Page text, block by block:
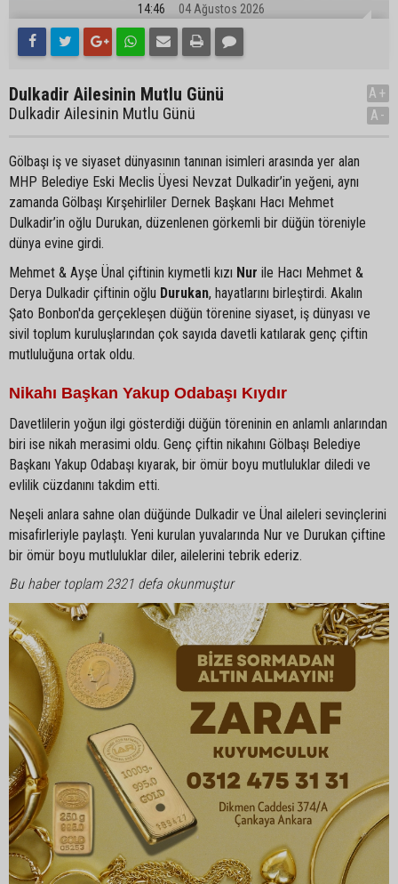
14:46 04 Ağustos 2026
Dulkadir Ailesinin Mutlu Günü
Dulkadir Ailesinin Mutlu Günü
A+
A-
Gölbaşı iş ve siyaset dünyasının tanınan isimleri arasında yer alan
MHP Belediye Eski Meclis Üyesi Nevzat Dulkadir’in yeğeni, aynı
zamanda Gölbaşı Kırşehirliler Dernek Başkanı Hacı Mehmet
Dulkadir’in oğlu Durukan, düzenlenen görkemli bir düğün töreniyle
dünya evine girdi.
Mehmet & Ayşe Ünal çiftinin kıymetli kızı Nur ile Hacı Mehmet &
Derya Dulkadir çiftinin oğlu Durukan, hayatlarını birleştirdi. Akalın
Şato Bonbon'da gerçekleşen düğün törenine siyaset, iş dünyası ve
sivil toplum kuruluşlarından çok sayıda davetli katılarak genç çiftin
mutluluğuna ortak oldu.
Nikahı Başkan Yakup Odabaşı Kıydır
Davetlilerin yoğun ilgi gösterdiği düğün töreninin en anlamlı anlarından
biri ise nikah merasimi oldu. Genç çiftin nikahını Gölbaşı Belediye
Başkanı Yakup Odabaşı kıyarak, bir ömür boyu mutluluklar diledi ve
evlilik cüzdanını takdim etti.
Neşeli anlara sahne olan düğünde Dulkadir ve Ünal aileleri sevinçlerini
misafirleriyle paylaştı. Yeni kurulan yuvalarında Nur ve Durukan çiftine
bir ömür boyu mutluluklar diler, ailelerini tebrik ederiz.
Bu haber toplam 2321 defa okunmuştur